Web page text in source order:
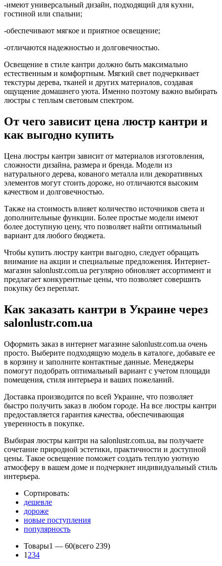
-имеют универсальный дизайн, подходящий для кухни,
гостиной или спальни;
-обеспечивают мягкое и приятное освещение;
-отличаются надежностью и долговечностью.
Освещение в стиле кантри должно быть максимально
естественным и комфортным. Мягкий свет подчеркивает
текстуры дерева, тканей и других материалов, создавая
ощущение домашнего уюта. Именно поэтому важно выбирать
люстры с теплым световым спектром.
От чего зависит цена люстр кантри и
как выгодно купить
Цена люстры кантри зависит от материалов изготовления,
сложности дизайна, размера и бренда. Модели из
натурального дерева, кованого металла или декоративных
элементов могут стоить дороже, но отличаются высоким
качеством и долговечностью.
Также на стоимость влияет количество источников света и
дополнительные функции. Более простые модели имеют
более доступную цену, что позволяет найти оптимальный
вариант для любого бюджета.
Чтобы купить люстру кантри выгодно, следует обращать
внимание на акции и специальные предложения. Интернет-
магазин salonlustr.com.ua регулярно обновляет ассортимент и
предлагает конкурентные цены, что позволяет совершить
покупку без переплат.
Как заказать кантри в Украине через
salonlustr.com.ua
Оформить заказ в интернет магазине salonlustr.com.ua очень
просто. Выберите подходящую модель в каталоге, добавьте ее
в корзину и заполните контактные данные. Менеджеры
помогут подобрать оптимальный вариант с учетом площади
помещения, стиля интерьера и ваших пожеланий.
Доставка производится по всей Украине, что позволяет
быстро получить заказ в любом городе. На все люстры кантри
предоставляется гарантия качества, обеспечивающая
уверенность в покупке.
Выбирая люстры кантри на salonlustr.com.ua, вы получаете
сочетание природной эстетики, практичности и доступной
цены. Такое освещение поможет создать теплую уютную
атмосферу в вашем доме и подчеркнет индивидуальный стиль
интерьера.
Сортировать:
дешевле
дороже
новые поступления
популярность
Товары1 — 60(всего 239)
1 234